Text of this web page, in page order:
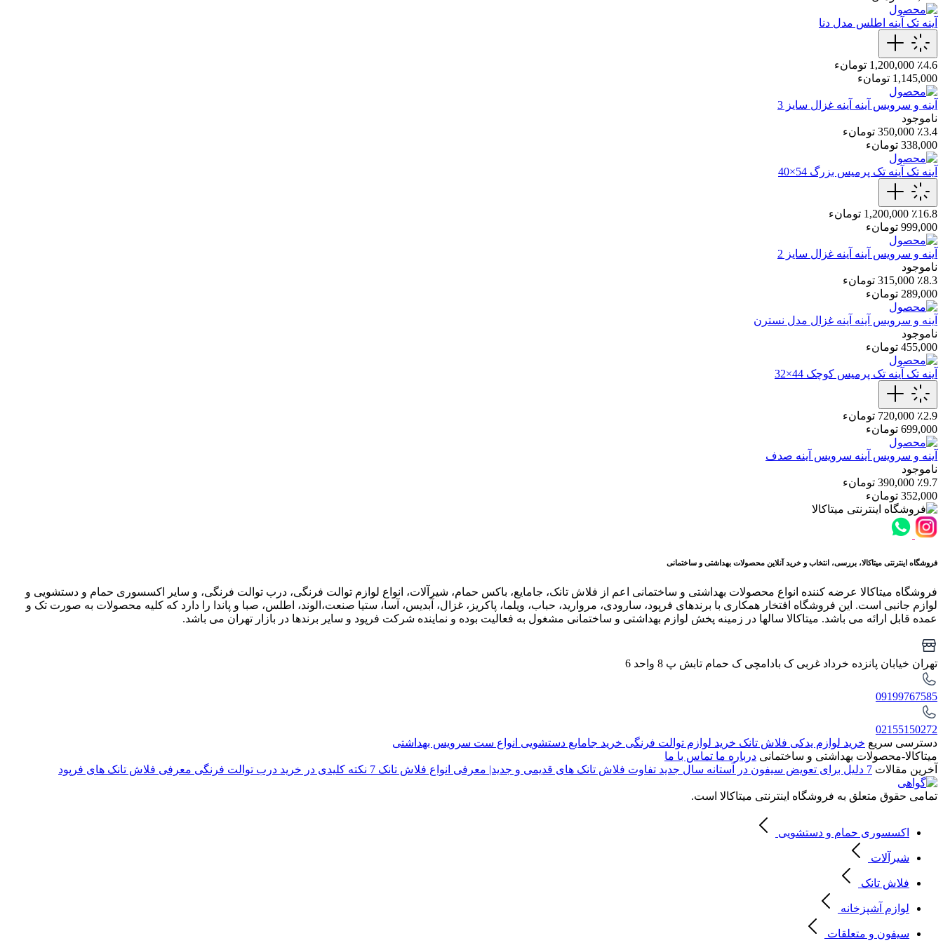
آینه تک آینه اطلس مدل دنا
٪4.6 1,200,000 تومانء
1,145,000 تومانء
آینه و سرویس آینه آینه غزال سایز 3
ناموجود
٪3.4 350,000 تومانء
338,000 تومانء
آینه تک آینه تک پرمیس بزرگ 54×40
٪16.8 1,200,000 تومانء
999,000 تومانء
آینه و سرویس آینه آینه غزال سایز 2
ناموجود
٪8.3 315,000 تومانء
289,000 تومانء
آینه و سرویس آینه آینه غزال مدل نسترن
ناموجود
455,000 تومانء
آینه تک آینه تک پرمیس کوچک 44×32
٪2.9 720,000 تومانء
699,000 تومانء
آینه و سرویس آینه سرویس آینه صدف
ناموجود
٪9.7 390,000 تومانء
352,000 تومانء
فروشگاه اینترنتی میتاکالا، بررسی، انتخاب و خرید آنلاین محصولات بهداشتی و ساختمانی
فروشگاه میتاکالا عرضه کننده انواع محصولات بهداشتی و ساختمانی اعم از فلاش تانک، جامایع، باکس حمام، شیرآلات، انواع لوازم توالت فرنگی، درب توالت فرنگی، و سایر اکسسوری حمام و دستشویی و
لوازم جانبی است. این فروشگاه افتخار همکاری با برندهای فرپود، سارودی، مروارید، حباب، ویلما، پاکریز، غزال، آبدیس، آسا، ستیا صنعت،الوند، اطلس، صبا و پاندا را دارد که کلیه محصولات به صورت تک و
عمده قابل ارائه می باشد. میتاکالا سالها در زمینه پخش لوازم بهداشتی و ساختمانی مشغول به فعالیت بوده و نماینده شرکت فرپود و سایر برندها در بازار تهران می باشد.
تهران خیابان پانزده خرداد غربی ک بادامچی ک حمام تابش پ 8 واحد 6
09199767585
02155150272
دسترسی سریع خرید لوازم یدکی فلاش تانک خرید لوازم توالت فرنگی خرید جامایع دستشویی انواع ست سرویس بهداشتی
میتاکالا-محصولات بهداشتی و ساختمانی درباره ما تماس با ما
آخرین مقالات 7 دلیل برای تعویض سیفون در آستانه سال جدید تفاوت فلاش تانک های قدیمی و جدید| معرفی انواع فلاش تانک 7 نکته کلیدی در خرید درب توالت فرنگی معرفی فلاش تانک های فرپود
تمامی حقوق متعلق به فروشگاه اینترنتی میتاکالا است.
اکسسوری حمام و دستشویی
شیرآلات
فلاش تانک
لوازم آشپزخانه
سیفون و متعلقات